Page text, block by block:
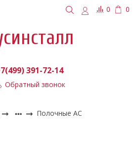
0 0
391-72-14
Обратный звонок
Полочные АС